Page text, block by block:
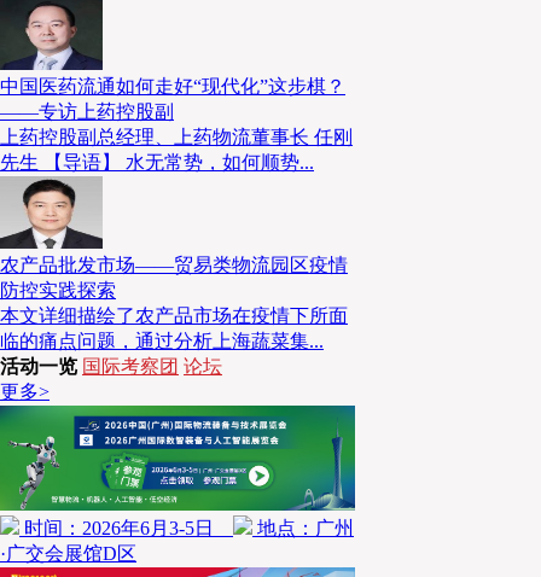
中国医药流通如何走好“现代化”这步棋？
——专访上药控股副
上药控股副总经理、上药物流董事长 任刚
先生 【导语】 水无常势，如何顺势...
农产品批发市场——贸易类物流园区疫情
防控实践探索
本文详细描绘了农产品市场在疫情下所面
临的痛点问题，通过分析上海蔬菜集...
活动一览 国际考察团 论坛
更多>
时间：2026年6月3-5日
地点：广州
·广交会展馆D区